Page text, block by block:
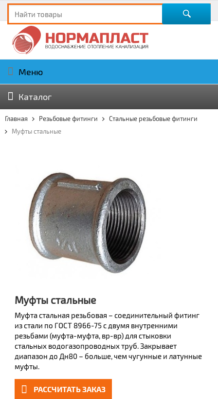
Меню
Каталог
Главная Резьбовые фитинги
Стальные резьбовые фитинги
Муфты стальные
Муфты стальные
Муфта стальная резьбовая – соединительный фитинг
из стали по ГОСТ 8966-75 с двумя внутренними
резьбами (муфта-муфта, вр-вр) для стыковки
стальных водогазопроводных труб. Закрывает
диапазон до Дн80 – больше, чем чугунные и латунные
муфты.
РАССЧИТАТЬ ЗАКАЗ